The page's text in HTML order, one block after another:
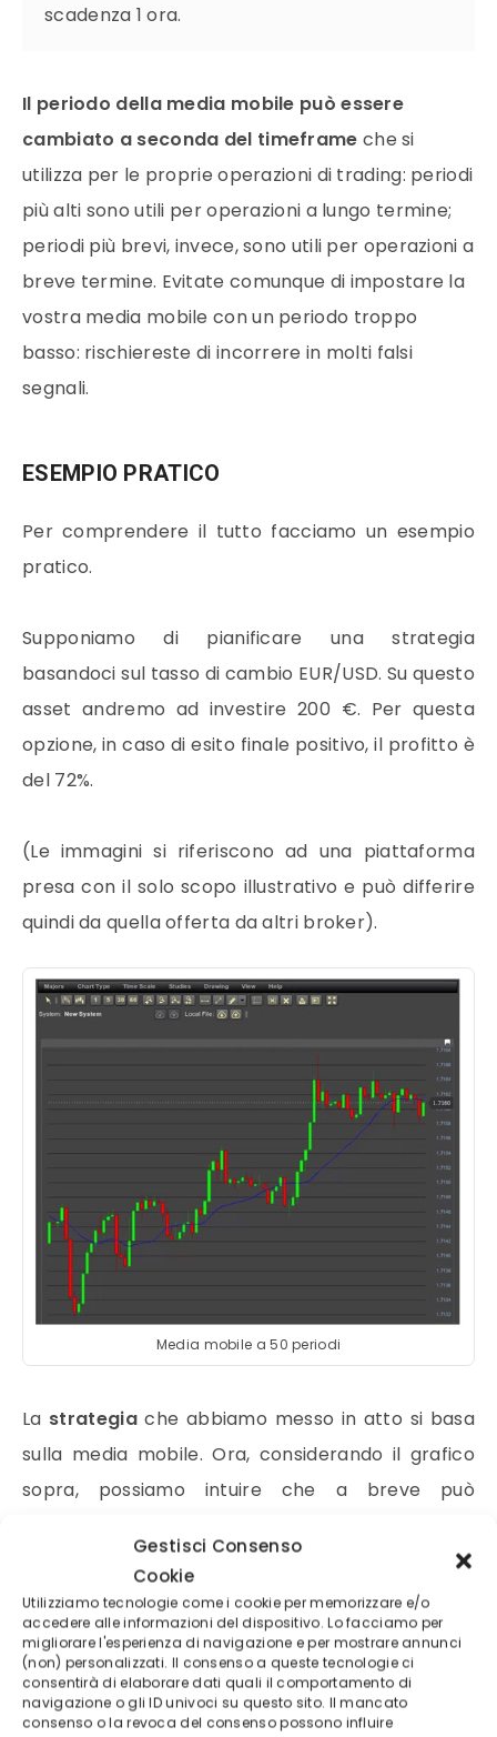
Gestisci Consenso
Cookie
Utilizziamo tecnologie come i cookie per memorizzare e/o
accedere alle informazioni del dispositivo. Lo facciamo per
migliorare l'esperienza di navigazione e per mostrare annunci
(non) personalizzati. Il consenso a queste tecnologie ci
consentirà di elaborare dati quali il comportamento di
navigazione o gli ID univoci su questo sito. Il mancato
consenso o la revoca del consenso possono influire
scadenza 1ora.
Il periodo della media mobile può essere
cambiato a seconda del timeframe che si
utilizza per le proprieoperazioni di trading: periodi
più alti sono utili peroperazioni a lungo termine;
periodi più brevi, invece, sono utili per operazioni a
breve termine. Evitate comunque di impostare la
vostra media mobile con un periodo troppo
basso: rischiereste di incorrere in molti falsi
segnali.
ESEMPIO PRATICO
Per comprendere il tutto facciamo un esempio
pratico.
Supponiamo di pianificare unastrategia
basandoci sul tasso di cambio EUR/USD. Su questo
asset andremo ad investire 200 €. Per questa
opzione, in caso di esito finale positivo, il profitto è
del 72%.
(Le immagini si riferiscono ad una piattaforma
presa con il solo scopo illustrativo e può differire
quindi da quella offerta da altri broker).
Media mobile a 50 periodi
La strategiache abbiamo messo in atto si basa
sulla media mobile. Ora, considerando il grafico
sopra, possiamo intuire che a breve può
dimostra l’immagine sottostante). Quindi
provvediamo ad investire in una opzione binaria di
tipoPut con una scadenza max a 30 minuti.